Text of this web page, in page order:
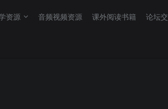
资源 音频视频资源 课外阅读书籍 论坛